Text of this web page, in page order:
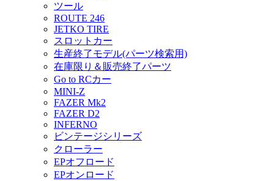
ツール
ROUTE 246
JETKO TIRE
スロットカー
生産終了モデル(パーツ検索用)
在庫限り＆販売終了パーツ
Go to RCカー
MINI-Z
FAZER Mk2
FAZER D2
INFERNO
ビンテージシリーズ
クローラー
EPオフロード
EPオンロード